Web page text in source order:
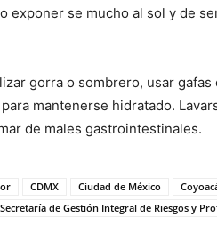
exponer se mucho al sol y de
gorra o sombrero, usar gafas
mantenerse hidratado.
de males gastrointestinales.
CDMX Ciudad de México
Secretaría de Gestión Integral de Riesgos y